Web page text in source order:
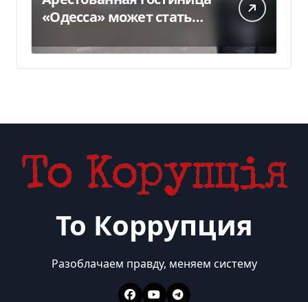
«Одесса» может стать
То Коррупция
Разоблачаем правду, меняем систему